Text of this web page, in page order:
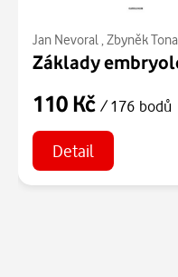
Jan Nevoral, Zbyněk
Základy
110 Kč / 176 bodů
Detail